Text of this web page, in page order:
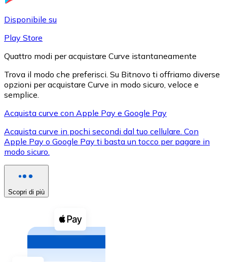
XRP
XRP
Vedi tutto
Buoni cripto
Acquista criptovalute in contanti e altri mezzi di
Acquista con contanti
Disponibile su
Play Store
Quattro modi per acquistare Curve istantaneamente
Trova il modo che preferisci. Su Bitnovo ti offriamo diverse
opzioni per acquistare Curve in modo sicuro, veloce e
semplice.
Acquista curve con Apple Pay e Google Pay
Acquista curve in pochi secondi dal tuo cellulare. Con
Apple Pay o Google Pay ti basta un tocco per pagare in
modo sicuro.
Scopri di più